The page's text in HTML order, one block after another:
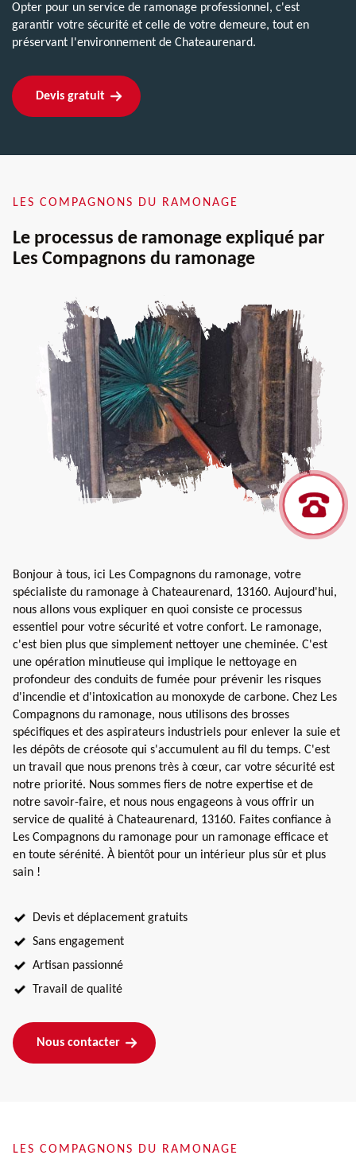
Opter pour un service de ramonage professionnel, c'est
garantir votre sécurité et celle de votre demeure, tout en
préservant l'environnement de Chateaurenard.
Devis gratuit
LES COMPAGNONS DU RAMONAGE
Le processus de ramonage expliqué par
Les Compagnons du ramonage
Bonjour à tous, ici Les Compagnons du ramonage, votre
spécialiste du ramonage à Chateaurenard, 13160. Aujourd'hui,
nous allons vous expliquer en quoi consiste ce processus
essentiel pour votre sécurité et votre confort. Le ramonage,
c'est bien plus que simplement nettoyer une cheminée. C'est
une opération minutieuse qui implique le nettoyage en
profondeur des conduits de fumée pour prévenir les risques
d'incendie et d'intoxication au monoxyde de carbone. Chez Les
Compagnons du ramonage, nous utilisons des brosses
spécifiques et des aspirateurs industriels pour enlever la suie et
les dépôts de créosote qui s'accumulent au fil du temps. C'est
un travail que nous prenons très à cœur, car votre sécurité est
notre priorité. Nous sommes fiers de notre expertise et de
notre savoir-faire, et nous nous engageons à vous offrir un
service de qualité à Chateaurenard, 13160. Faites confiance à
Les Compagnons du ramonage pour un ramonage efficace et
en toute sérénité. À bientôt pour un intérieur plus sûr et plus
sain !
Devis et déplacement gratuits
Sans engagement
Artisan passionné
Travail de qualité
Nous contacter
LES COMPAGNONS DU RAMONAGE